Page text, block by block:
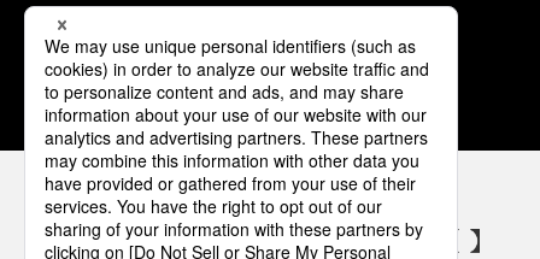
1 2 3 4 5
パナソニックの電気設備 SNSアカウント